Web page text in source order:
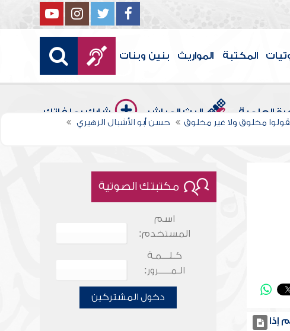
المكتبة المواريث بنين وبنات
العلمية البث المباشر شارك بملفاتك
مخلوق ولا غير مخلوق
حسن أبو الأشبال الزهيري
إذا
مكتبتك الصوتية
اسم
المستخدم:
كـلـــمـة
الـمـــــرور:
دخول المشتركين